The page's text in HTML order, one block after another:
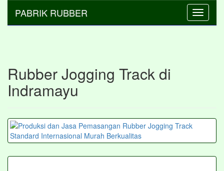
Toggle
PABRIK RUBBER
Rubber Jogging Track di
Indramayu